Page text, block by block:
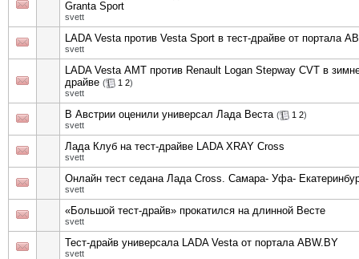
Granta Sport
svett
LADA Vesta против Vesta Sport в тест-драйве от портала
svett
LADA Vesta АМТ против Renault Logan Stepway CVT в
драйве ( 1 2)
svett
В Австрии оценили универсал Лада Веста ( 1 2)
svett
Лада Клуб на тест-драйве LADA XRAY Cross
svett
Онлайн тест седана Лада Cross. Самара- Уфа-
svett
«Большой тест-драйв» прокатился на длинной Весте
svett
Тест-драйв универсала LADA Vesta от портала ABW.BY
svett